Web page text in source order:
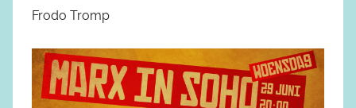
Frodo Tromp